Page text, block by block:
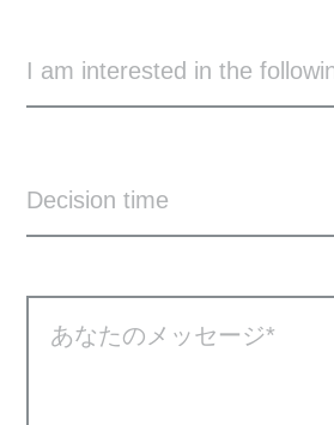
Decision time
あなたのメッセージ